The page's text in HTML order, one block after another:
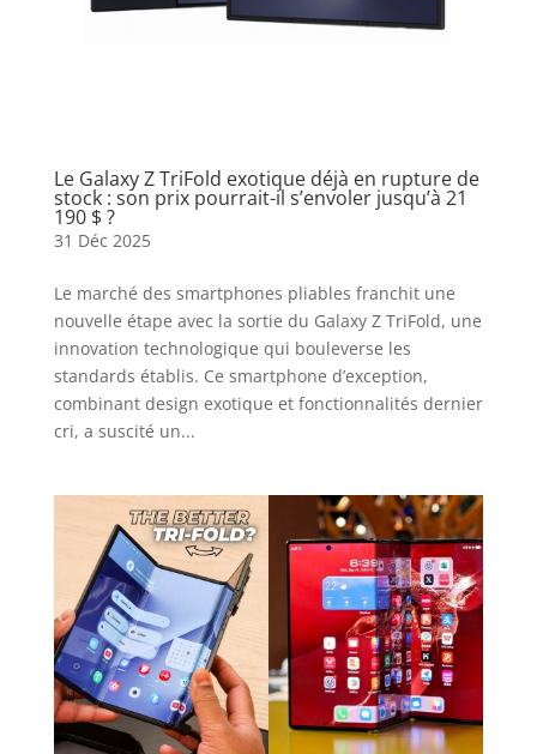
Le Galaxy Z TriFold exotique déjà en rupture de
stock : son prix pourrait-il s’envoler jusqu’à 21
190 $ ?
31 Déc 2025
Le marché des smartphones pliables franchit une
nouvelle étape avec la sortie du Galaxy Z TriFold, une
innovation technologique qui bouleverse les
standards établis. Ce smartphone d’exception,
combinant design exotique et fonctionnalités dernier
cri, a suscité un...